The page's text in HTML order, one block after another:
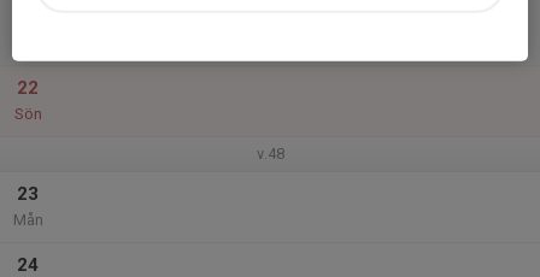
22
Sön
v.48
23
Mån
24